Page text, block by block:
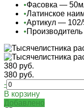
•Фасовка —
•Латинское
•Артикул —
•
380 руб.
380 руб.
-
В корзину
Добавлено